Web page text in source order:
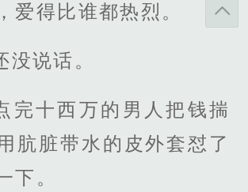
爱得比谁都热烈。
没说话。
完十西万的男人把钱揣
肮脏带水的皮外套怼了
下。